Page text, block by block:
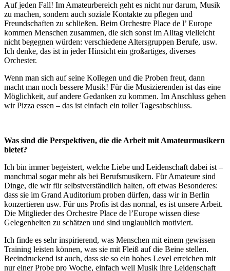
Auf jeden Fall! Im Amateurbereich geht es nicht nur darum, Musik
zu machen, sondern auch soziale Kontakte zu pflegen und
Freundschaften zu schließen. Beim Orchestre Place de l’ Europe
kommen Menschen zusammen, die sich sonst im Alltag vielleicht
nicht begegnen würden: verschiedene Altersgruppen Berufe, usw.
Ich denke, das ist in jeder Hinsicht ein großartiges, diverses
Orchester.
Wenn man sich auf seine Kollegen und die Proben freut, dann
macht man noch bessere Musik! Für die Musizierenden ist das eine
Möglichkeit, auf andere Gedanken zu kommen. Im Anschluss gehen
wir Pizza essen – das ist einfach ein toller Tagesabschluss.
Was sind die Perspektiven, die die Arbeit mit Amateurmusikern
bietet?
Ich bin immer begeistert, welche Liebe und Leidenschaft dabei ist –
manchmal sogar mehr als bei Berufsmusikern. Für Amateure sind
Dinge, die wir für selbstverständlich halten, oft etwas Besonderes:
dass sie im Grand Auditorium proben dürfen, dass wir in Berlin
konzertieren usw. Für uns Profis ist das normal, es ist unsere Arbeit.
Die Mitglieder des Orchestre Place de l’Europe wissen diese
Gelegenheiten zu schätzen und sind unglaublich motiviert.
Ich finde es sehr inspirierend, was Menschen mit einem gewissen
Training leisten können, was sie mit Fleiß auf die Beine stellen.
Beeindruckend ist auch, dass sie so ein hohes Level erreichen mit
nur einer Probe pro Woche, einfach weil Musik ihre Leidenschaft